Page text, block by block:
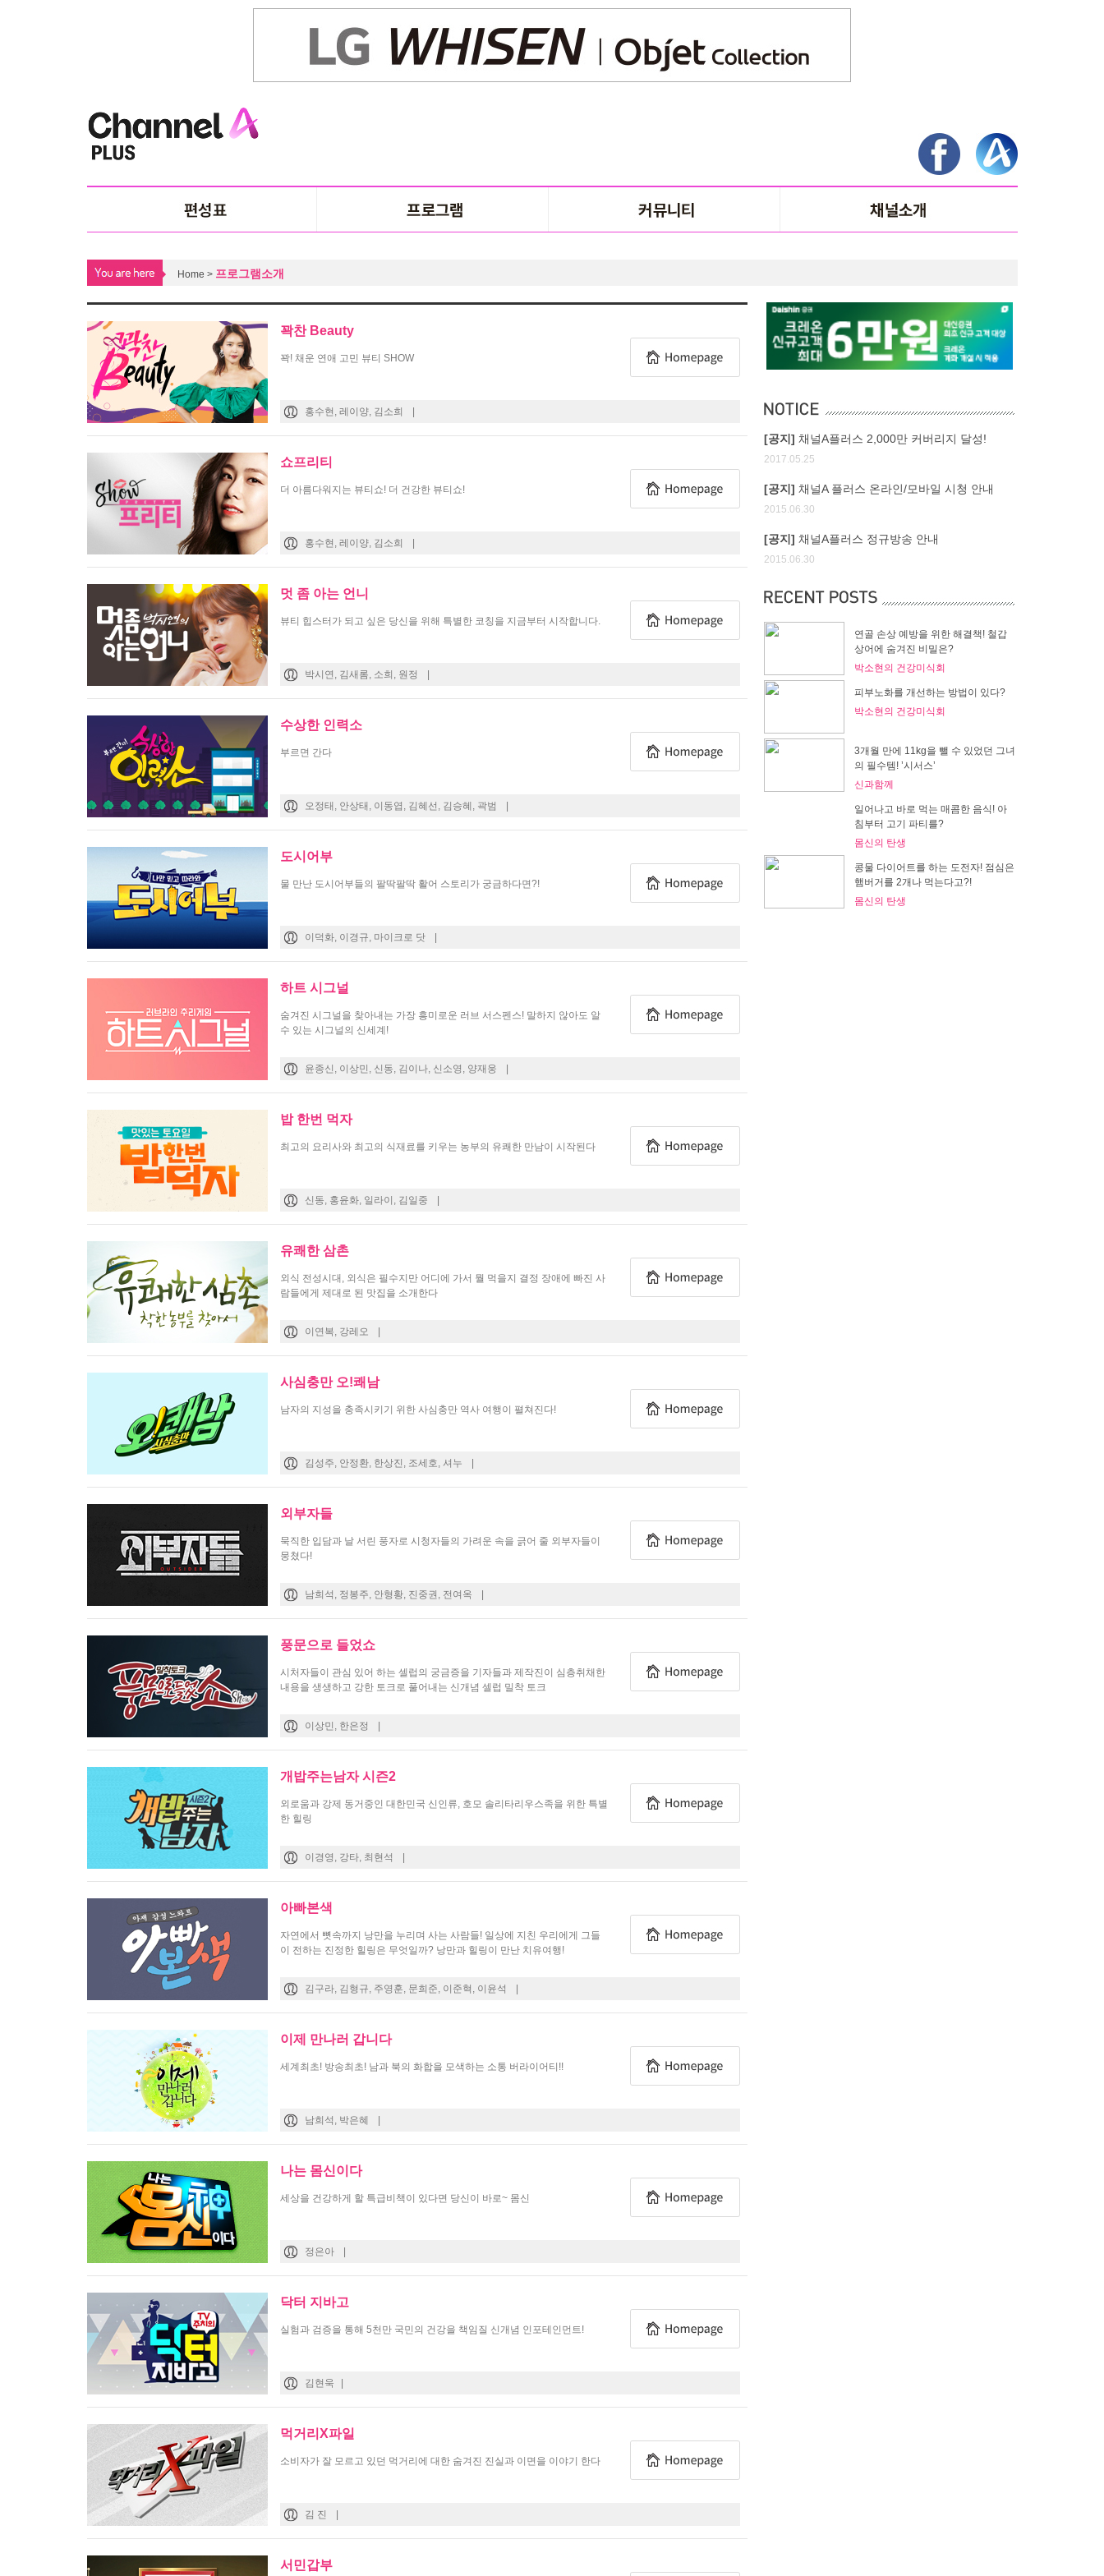
Home > 프로그램소개
꽉찬 Beauty
꽉! 채운 연애 고민 뷰티 SHOW
홍수현, 레이양, 김소희 |
쇼프리티
더 아름다워지는 뷰티쇼! 더 건강한 뷰티쇼!
홍수현, 레이양, 김소희 |
멋 좀 아는 언니
뷰티 힙스터가 되고 싶은 당신을 위해 특별한 코칭을 지금부터 시작합니다.
박시연, 김새롬, 소희, 원정 |
수상한 인력소
부르면 간다
오정태, 안상태, 이동엽, 김혜선, 김승혜, 곽범 |
도시어부
물 만난 도시어부들의 팔딱팔딱 활어 스토리가 궁금하다면?!
이덕화, 이경규, 마이크로 닷 |
하트 시그널
숨겨진 시그널을 찾아내는 가장 흥미로운 러브 서스펜스! 말하지 않아도 알
수 있는 시그널의 신세계!
윤종신, 이상민, 신동, 김이나, 신소영, 양재웅 |
밥 한번 먹자
최고의 요리사와 최고의 식재료를 키우는 농부의 유쾌한 만남이 시작된다
신동, 홍윤화, 일라이, 김일중 |
유쾌한 삼촌
외식 전성시대, 외식은 필수지만 어디에 가서 뭘 먹을지 결정 장애에 빠진 사
람들에게 제대로 된 맛집을 소개한다
이연복, 강레오 |
사심충만 오!쾌남
남자의 지성을 충족시키기 위한 사심충만 역사 여행이 펼쳐진다!
김성주, 안정환, 한상진, 조세호, 셔누 |
외부자들
묵직한 입담과 날 서린 풍자로 시청자들의 가려운 속을 긁어 줄 외부자들이
뭉쳤다!
남희석, 정봉주, 안형황, 진중권, 전여옥 |
풍문으로 들었쇼
시처자들이 관심 있어 하는 셀럽의 궁금증을 기자들과 제작진이 심층취채한
내용을 생생하고 강한 토크로 풀어내는 신개념 셀럽 밀착 토크
이상민, 한은정 |
개밥주는남자 시즌2
외로움과 강제 동거중인 대한민국 신인류, 호모 솔리타리우스족을 위한 특별
한 힐링
이경영, 강타, 최현석 |
아빠본색
자연에서 뼛속까지 낭만을 누리며 사는 사람들! 일상에 지친 우리에게 그들
이 전하는 진정한 힐링은 무엇일까? 낭만과 힐링이 만난 치유여행!
김구라, 김형규, 주영훈, 문희준, 이준혁, 이윤석 |
이제 만나러 갑니다
세계최초! 방송최초! 남과 북의 화합을 모색하는 소통 버라이어티!!
남희석, 박은혜 |
나는 몸신이다
세상을 건강하게 할 특급비책이 있다면 당신이 바로~ 몸신
정은아 |
닥터 지바고
실험과 검증을 통해 5천만 국민의 건강을 책임질 신개념 인포테인먼트!
김현욱 |
먹거리X파일
소비자가 잘 모르고 있던 먹거리에 대한 숨겨진 진실과 이면을 이야기 한다
김 진 |
서민갑부
[공지] 채널A플러스 2,000만 커버리지 달성!
2017.05.25
[공지] 채널A 플러스 온라인/모바일 시청 안내
2015.06.30
[공지] 채널A플러스 정규방송 안내
2015.06.30
연골 손상 예방을 위한 해결책! 철갑
상어에 숨겨진 비밀은?
박소현의 건강미식회
피부노화를 개선하는 방법이 있다?
박소현의 건강미식회
3개월 만에 11kg을 뺄 수 있었던 그녀
의 필수템! ’시서스’
신과함께
일어나고 바로 먹는 매콤한 음식! 아
침부터 고기 파티를?
몸신의 탄생
콩물 다이어트를 하는 도전자! 점심은
햄버거를 2개나 먹는다고?!
몸신의 탄생